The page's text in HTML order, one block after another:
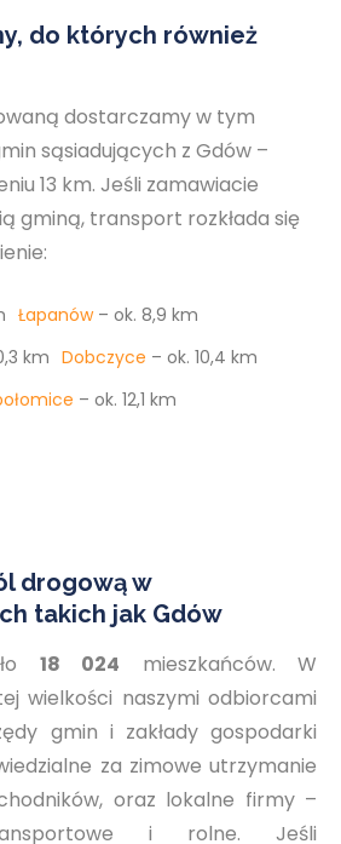
do których również
dostarczamy w tym
sąsiadujących z Gdów –
13 km. Jeśli zamawiacie
gminą, transport rozkłada się
Łapanów – ok. 8,9 km
km Dobczyce – ok. 10,4 km
– ok. 12,1 km
drogową w
takich jak Gdów
18 024 mieszkańców. W
wielkości naszymi odbiorcami
gmin i zakłady gospodarki
za zimowe utrzymanie
oraz lokalne firmy –
i rolne. Jeśli